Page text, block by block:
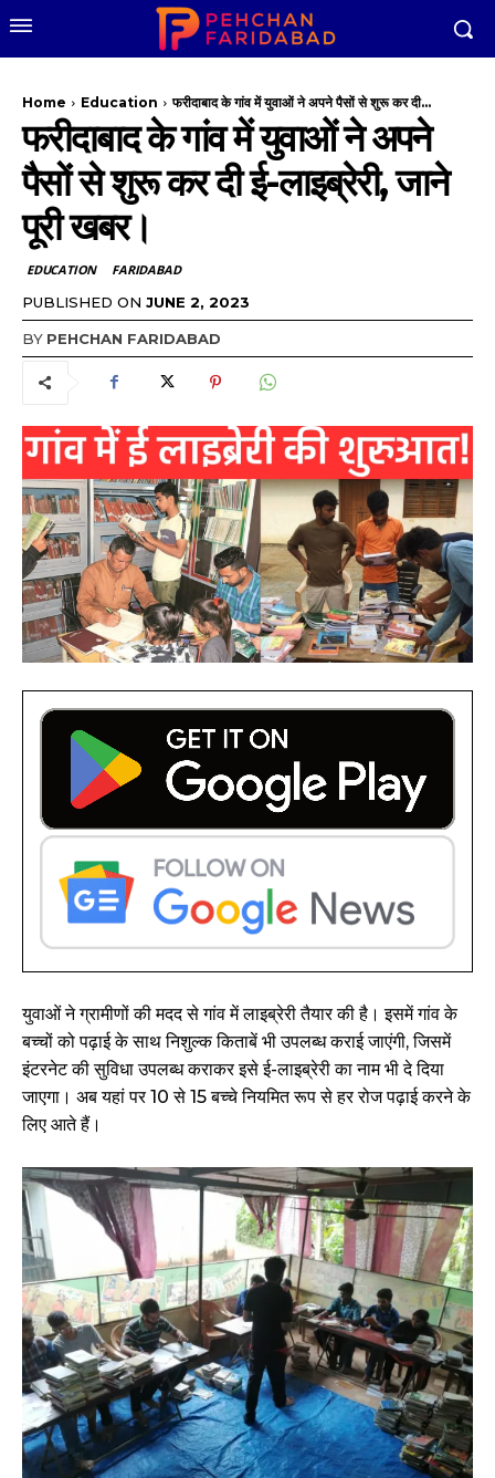
Home Education फरीदाबाद के गांव में युवाओं ने अपने पैसों से शुरू कर दी...
फरीदाबाद के गांव में युवाओं ने अपने
पैसों से शुरू कर दी ई-लाइब्रेरी, जाने
पूरी खबर।
EDUCATION FARIDABAD
PUBLISHED ON JUNE 2, 2023
BY PEHCHAN FARIDABAD
युवाओं ने ग्रामीणों की मदद से गांव में लाइब्रेरी तैयार की है। इसमें गांव के
बच्चों को पढ़ाई के साथ निशुल्क किताबें भी उपलब्ध कराई जाएंगी, जिसमें
इंटरनेट की सुविधा उपलब्ध कराकर इसे ई-लाइब्रेरी का नाम भी दे दिया
जाएगा। अब यहां पर 10 से 15 बच्चे नियमित रूप से हर रोज पढ़ाई करने के
लिए आते हैं।